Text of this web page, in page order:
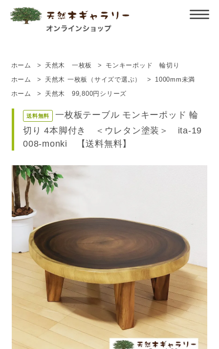
ホーム > 天然木 一枚板 > モンキーポッド 輪切り
ホーム > 天然木 一枚板（サイズで選ぶ） > 1000mm未満
ホーム > 天然木 99,800円シリーズ
送料無料
一枚板テーブル モンキーポッド 輪
切り 4本脚付き ＜ウレタン塗装＞ ita-19
008-monki 【送料無料】